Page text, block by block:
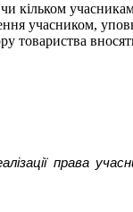
кільком
учасником,
товариства
права